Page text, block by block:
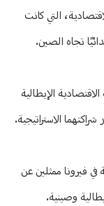
التي كانت
تجاه الصين.
الإيطالية
الاستراتيجية.
فيرونا ممثلين عن
وصينية.